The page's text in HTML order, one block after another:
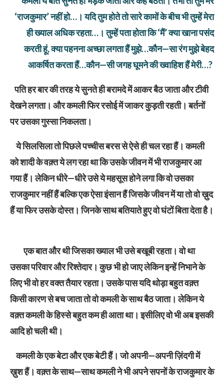
‘राजकुमार’ नहीं हो…। यदि तुम होते तो सारे कामों के बीच भी तुम्हें मेरा
ही ख्याल अधिक रहता…। तुम्हें पता होता कि ‘मैं’ क्या खाना पसंद
करती हूं, क्या पहनना अच्छा लगता हैं मुझे…कौन—सा रंग मुझे बेहद
आकर्षित करता हैं…कौन—सी जगह घूमने की ख्वाहिश हैं मेरी…?
पति हर बार की तरह ये सुनते ही बरामदे में आकर बैठ जाता और टीवी
देेखने लगता। और कमली फिर रसोई में जाकर कुड़ती रहती। बर्तनों
पर उसका गुस्सा निकलता।
ये सिलसिला तो पिछले पच्चीस बरस से ऐसे ही चल रहा हैं। कमली
को शादी के वक़्त ये लग रहा था कि उसके जीवन में भी राजकुमार आ
गया हैं। लेकिन धीरे—धीरे उसे ये महसूस होने लगा कि वो उसका
राजकुमार नहीं हैं बल्कि एक ऐसा इंसान हैं जिसके जीवन में या तो वो ख़ुद
हैं या फिर उसके दोस्त। जिनके साथ बतियाते हुए वो घंटों बिता देता है।
एक बात और थी जिसका ख्याल भी उसे बखूबी रहता। वो था
उसका परिवार और रिश्तेदार। कुछ भी हो जाए लेकिन इन्हें निभाने के
लिए भी वो हर वक्त तैयार रहता। उसके पास यदि थोड़ा बहुत वक़्त
किसी कारण से बच जाता तो वो कमली के साथ बैठ जाता। लेकिन ये
वक़्त कमली के हिस्से बहुत कम ही आता था। इसीलिए वो भी अब इसकी
आदि हो चली थी।
कमली के एक बेटा और एक बेटी हैं। जो अपनी—अपनी ज़िंदगी में
ख़ुश हैं। वक़्त के साथ—साथ कमली ने भी अपने सपनों के राजकुमार के